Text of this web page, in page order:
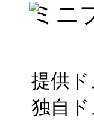
ミニ
提供
独自